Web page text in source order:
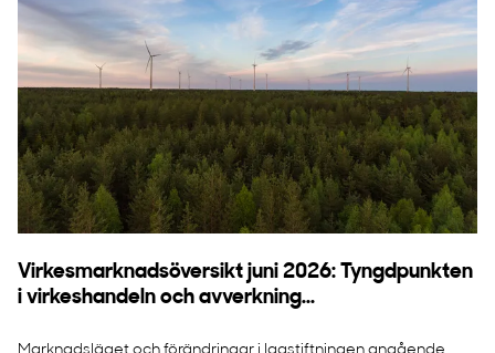
Virkesmarknadsöversikt juni 2026: Tyngdpunkten
i virkeshandeln och avverkning...